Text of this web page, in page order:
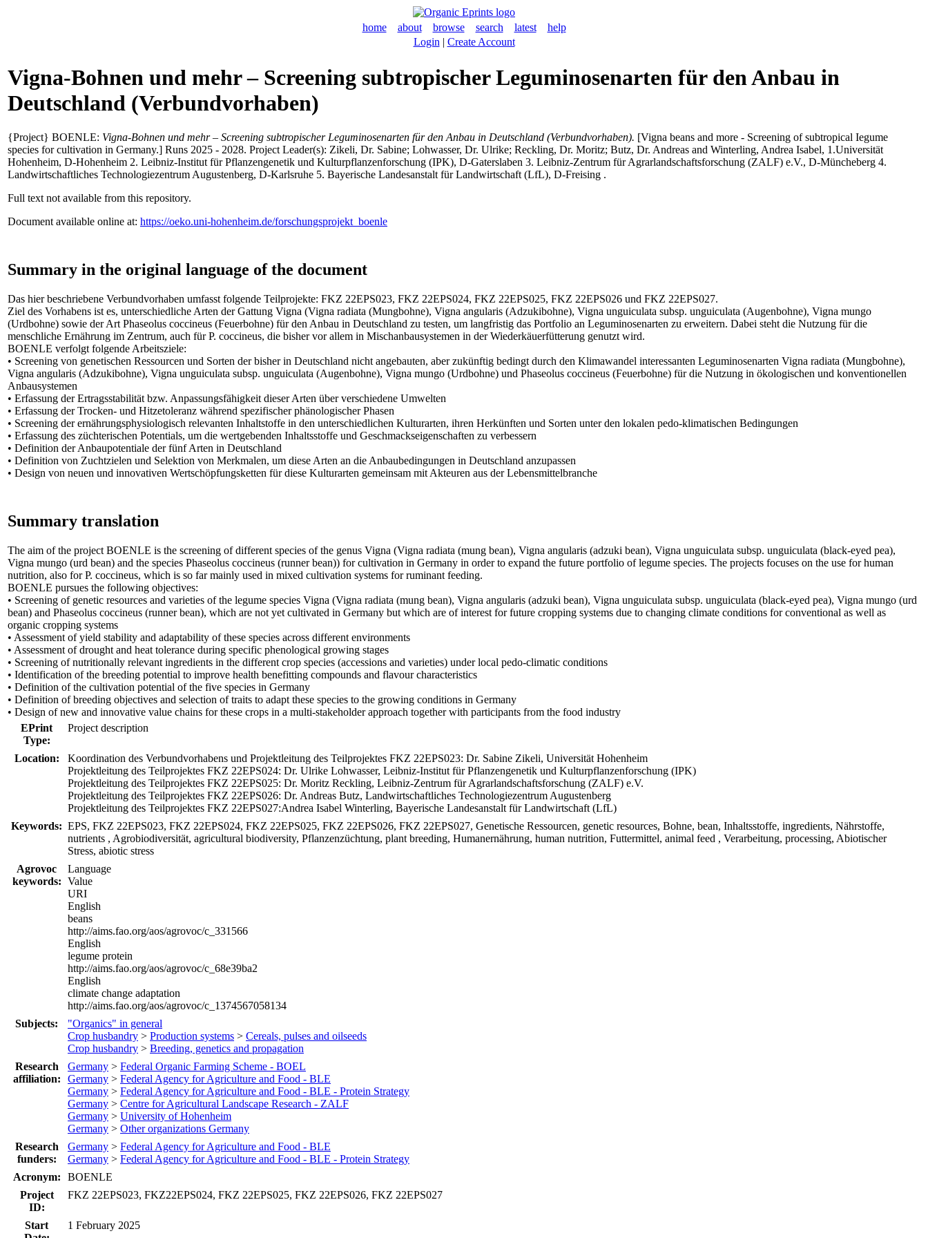
home about browse search latest
help
Login | Create Account
Vigna-Bohnen und mehr – Screening subtropischer Leguminosenarten für den Anbau in
Deutschland (Verbundvorhaben)
{Project} BOENLE: Vigna-Bohnen und mehr – Screening subtropischer Leguminosenarten für den Anbau in Deutschland (Verbundvorhaben). [Vigna beans and more - Screening of subtropical Iegume
species for cultivation in Germany.] Runs 2025 - 2028. Project Leader(s): Zikeli, Dr. Sabine; Lohwasser, Dr. Ulrike; Reckling, Dr. Moritz; Butz, Dr. Andreas and Winterling, Andrea Isabel, 1.Universität
Hohenheim, D-Hohenheim 2. Leibniz-Institut für Pflanzengenetik und Kulturpflanzenforschung (IPK), D-Gaterslaben 3. Leibniz-Zentrum für Agrarlandschaftsforschung (ZALF) e.V., D-Müncheberg 4.
Landwirtschaftliches Technologiezentrum Augustenberg, D-Karlsruhe 5. Bayerische Landesanstalt für Landwirtschaft (LfL), D-Freising .
Full text not available from this repository.
Document available online at: https://oeko.uni-hohenheim.de/forschungsprojekt_boenle
Summary in the original language of the document
Das hier beschriebene Verbundvorhaben umfasst folgende Teilprojekte: FKZ 22EPS023, FKZ 22EPS024, FKZ 22EPS025, FKZ 22EPS026 und FKZ 22EPS027.
Ziel des Vorhabens ist es, unterschiedliche Arten der Gattung Vigna (Vigna radiata (Mungbohne), Vigna angularis (Adzukibohne), Vigna unguiculata subsp. unguiculata (Augenbohne), Vigna mungo
(Urdbohne) sowie der Art Phaseolus coccineus (Feuerbohne) für den Anbau in Deutschland zu testen, um langfristig das Portfolio an Leguminosenarten zu erweitern. Dabei steht die Nutzung für die
menschliche Ernährung im Zentrum, auch für P. coccineus, die bisher vor allem in Mischanbausystemen in der Wiederkäuerfütterung genutzt wird.
BOENLE verfolgt folgende Arbeitsziele:
• Screening von genetischen Ressourcen und Sorten der bisher in Deutschland nicht angebauten, aber zukünftig bedingt durch den Klimawandel interessanten Leguminosenarten Vigna radiata (Mungbohne),
Vigna angularis (Adzukibohne), Vigna unguiculata subsp. unguiculata (Augenbohne), Vigna mungo (Urdbohne) und Phaseolus coccineus (Feuerbohne) für die Nutzung in ökologischen und konventionellen
Anbausystemen
• Erfassung der Ertragsstabilität bzw. Anpassungsfähigkeit dieser Arten über verschiedene Umwelten
• Erfassung der Trocken- und Hitzetoleranz während spezifischer phänologischer Phasen
• Screening der ernährungsphysiologisch relevanten Inhaltstoffe in den unterschiedlichen Kulturarten, ihren Herkünften und Sorten unter den lokalen pedo-klimatischen Bedingungen
• Erfassung des züchterischen Potentials, um die wertgebenden Inhaltsstoffe und Geschmackseigenschaften zu verbessern
• Definition der Anbaupotentiale der fünf Arten in Deutschland
• Definition von Zuchtzielen und Selektion von Merkmalen, um diese Arten an die Anbaubedingungen in Deutschland anzupassen
• Design von neuen und innovativen Wertschöpfungsketten für diese Kulturarten gemeinsam mit Akteuren aus der Lebensmittelbranche
Summary translation
The aim of the project BOENLE is the screening of different species of the genus Vigna (Vigna radiata (mung bean), Vigna angularis (adzuki bean), Vigna unguiculata subsp. unguiculata (black-eyed pea),
Vigna mungo (urd bean) and the species Phaseolus coccineus (runner bean)) for cultivation in Germany in order to expand the future portfolio of legume species. The projects focuses on the use for human
nutrition, also for P. coccineus, which is so far mainly used in mixed cultivation systems for ruminant feeding.
BOENLE pursues the following objectives:
• Screening of genetic resources and varieties of the legume species Vigna (Vigna radiata (mung bean), Vigna angularis (adzuki bean), Vigna unguiculata subsp. unguiculata (black-eyed pea), Vigna mungo (urd
bean) and Phaseolus coccineus (runner bean), which are not yet cultivated in Germany but which are of interest for future cropping systems due to changing climate conditions for conventional as well as
organic cropping systems
• Assessment of yield stability and adaptability of these species across different environments
• Assessment of drought and heat tolerance during specific phenological growing stages
• Screening of nutritionally relevant ingredients in the different crop species (accessions and varieties) under local pedo-climatic conditions
• Identification of the breeding potential to improve health benefitting compounds and flavour characteristics
• Definition of the cultivation potential of the five species in Germany
• Definition of breeding objectives and selection of traits to adapt these species to the growing conditions in Germany
• Design of new and innovative value chains for these crops in a multi-stakeholder approach together with participants from the food industry
EPrint
Type:
Project description
Location:
Koordination des Verbundvorhabens und Projektleitung des Teilprojektes FKZ 22EPS023: Dr. Sabine Zikeli, Universität Hohenheim
Projektleitung des Teilprojektes FKZ 22EPS024: Dr. Ulrike Lohwasser, Leibniz-Institut für Pflanzengenetik und Kulturpflanzenforschung (IPK)
Projektleitung des Teilprojektes FKZ 22EPS025: Dr. Moritz Reckling, Leibniz-Zentrum für Agrarlandschaftsforschung (ZALF) e.V.
Projektleitung des Teilprojektes FKZ 22EPS026: Dr. Andreas Butz, Landwirtschaftliches Technologiezentrum Augustenberg
Projektleitung des Teilprojektes FKZ 22EPS027:Andrea Isabel Winterling, Bayerische Landesanstalt für Landwirtschaft (LfL)
Keywords: EPS, FKZ 22EPS023, FKZ 22EPS024, FKZ 22EPS025, FKZ 22EPS026, FKZ 22EPS027, Genetische Ressourcen, genetic resources, Bohne, bean, Inhaltsstoffe, ingredients, Nährstoffe,
nutrients , Agrobiodiversität, agricultural biodiversity, Pflanzenzüchtung, plant breeding, Humanernährung, human nutrition, Futtermittel, animal feed , Verarbeitung, processing, Abiotischer
Stress, abiotic stress
Agrovoc
keywords:
Language
Value
URI
English
beans
http://aims.fao.org/aos/agrovoc/c_331566
English
legume protein
http://aims.fao.org/aos/agrovoc/c_68e39ba2
English
climate change adaptation
http://aims.fao.org/aos/agrovoc/c_1374567058134
Subjects:
"Organics" in general
Crop husbandry > Production systems > Cereals, pulses and oilseeds
Crop husbandry > Breeding, genetics and propagation
Research
affiliation:
Germany > Federal Organic Farming Scheme - BOEL
Germany > Federal Agency for Agriculture and Food - BLE
Germany > Federal Agency for Agriculture and Food - BLE - Protein Strategy
Germany > Centre for Agricultural Landscape Research - ZALF
Germany > University of Hohenheim
Germany > Other organizations Germany
Research
funders:
Germany > Federal Agency for Agriculture and Food - BLE
Germany > Federal Agency for Agriculture and Food - BLE - Protein Strategy
Acronym:
BOENLE
Project
ID:
FKZ 22EPS023, FKZ22EPS024, FKZ 22EPS025, FKZ 22EPS026, FKZ 22EPS027
Start
1 February 2025